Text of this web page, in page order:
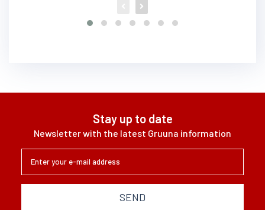
Stay up to date
Newsletter with the latest Gruuna information
SEND